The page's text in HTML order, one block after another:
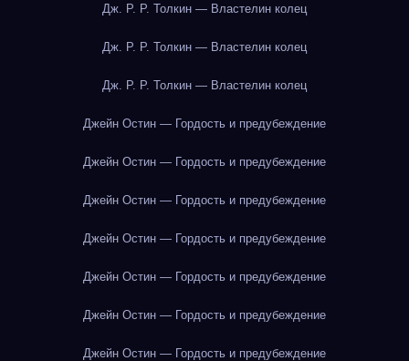
Дж. Р. Р. Толкин — Властелин колец
Дж. Р. Р. Толкин — Властелин колец
Дж. Р. Р. Толкин — Властелин колец
Джейн Остин — Гордость и предубеждение
Джейн Остин — Гордость и предубеждение
Джейн Остин — Гордость и предубеждение
Джейн Остин — Гордость и предубеждение
Джейн Остин — Гордость и предубеждение
Джейн Остин — Гордость и предубеждение
Джейн Остин — Гордость и предубеждение